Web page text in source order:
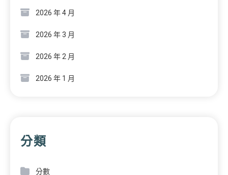
2026 年 4 月
2026 年 3 月
2026 年 2 月
2026 年 1 月
分類
分數